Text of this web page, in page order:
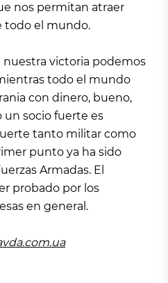
nos permitan atraer
todo el mundo.
nuestra victoria podemos
todo el mundo
con dinero, bueno,
un socio fuerte es
tanto militar como
punto ya ha sido
Armadas. El
probado por los
en general.